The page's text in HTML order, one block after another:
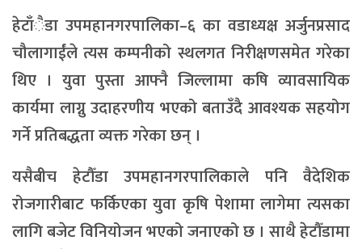
हेटाँैडा उपमहानगरपालिका–६ का वडाध्यक्ष अर्जुनप्रसाद
चौलागाईंले त्यस कम्पनीको स्थलगत निरीक्षणसमेत गरेका
थिए । युवा पुस्ता आफ्नै जिल्लामा कषि व्यावसायिक
कार्यमा लाग्नु उदाहरणीय भएको बताउँदै आवश्यक सहयोग
गर्ने प्रतिबद्धता व्यक्त गरेका छन् ।
यसैबीच हेटौँडा उपमहानगरपालिकाले पनि वैदेशिक
रोजगारीबाट फर्किएका युवा कृषि पेशामा लागेमा त्यसका
लागि बजेट विनियोजन भएको जनाएको छ । साथै हेटौँडामा